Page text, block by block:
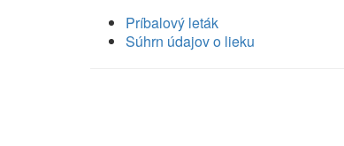
Príbalový leták
Súhrn údajov o lieku